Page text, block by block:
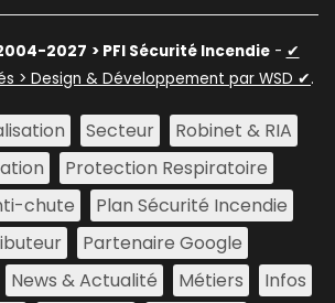
2027 > PFI Sécurité Incendie- ✔
> Design & Développement par WSD ✔.
Secteur
Robinet & RIA
Protection Respiratoire
chute
Plan Sécurité Incendie
Partenaire Google
News & Actualité Métiers
Infos